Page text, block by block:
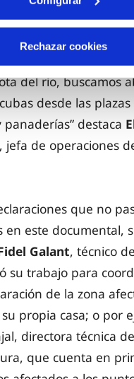
Rechazar cookies
la Comunidad
la avería de
se encontraba
del río, buscamos
desde las
destaca
, jefa de operaciones
que no
en este documental,
Galant, técnico
su trabajo para
de la zona
propia casa; o por
directora técnica
que cuenta en